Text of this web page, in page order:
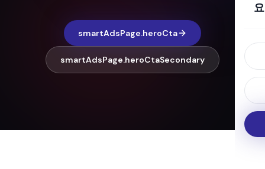
smartAdsPage.heroCta
smartAdsPage.heroCtaSecondary